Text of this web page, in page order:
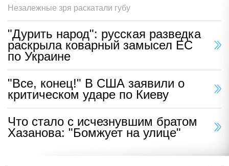
Незалежные зря раскатали губу
"Дурить народ": русская разведка
раскрыла коварный замысел ЕС
по Украине
"Все, конец!" В США заявили о
критическом ударе по Киеву
Что стало с исчезнувшим братом
Хазанова: "Бомжует на улице"